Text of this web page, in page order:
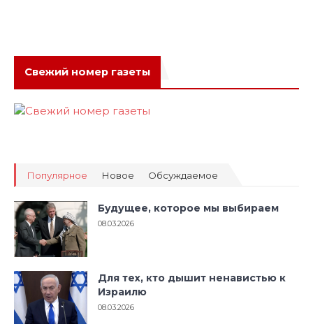
Свежий номер газеты
Популярное Новое Обсуждаемое
Будущее, которое мы выбираем
08.03.2026
Для тех, кто дышит ненавистью к
Израилю
08.03.2026